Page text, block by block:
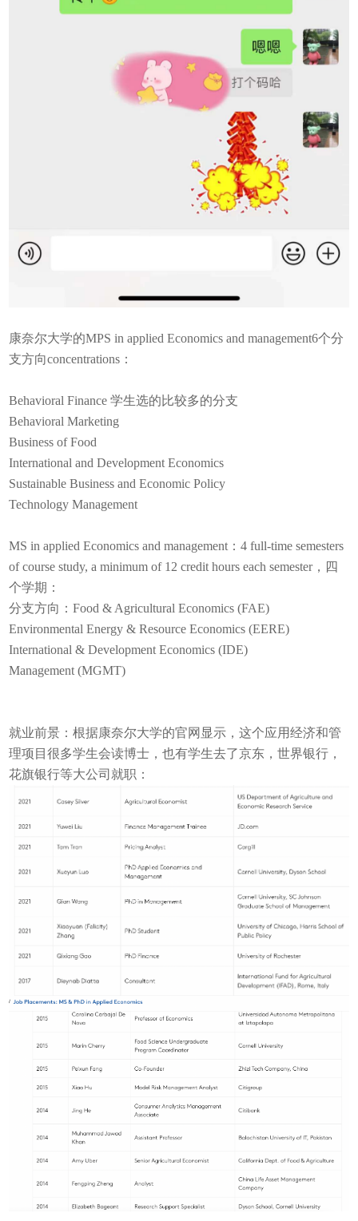
康奈尔大学的MPS in applied Economics and management6个分
支方向concentrations：
Behavioral Finance 学生选的比较多的分支
Behavioral Marketing
Business of Food
International and Development Economics
Sustainable Business and Economic Policy
Technology Management
MS in applied Economics and management：4 full-time semesters
of course study, a minimum of 12 credit hours each semester，四
个学期：
分支方向：Food & Agricultural Economics (FAE)
Environmental Energy & Resource Economics (EERE)
International & Development Economics (IDE)
Management (MGMT)
就业前景：根据康奈尔大学的官网显示，这个应用经济和管
理项目很多学生会读博士，也有学生去了京东，世界银行，
花旗银行等大公司就职：